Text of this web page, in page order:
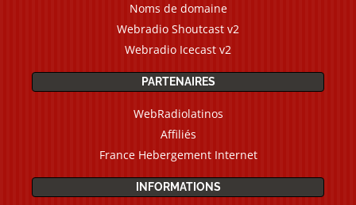
Noms de domaine
Webradio Shoutcast v2
Webradio Icecast v2
PARTENAIRES
WebRadiolatinos
Affiliés
France Hebergement Internet
INFORMATIONS